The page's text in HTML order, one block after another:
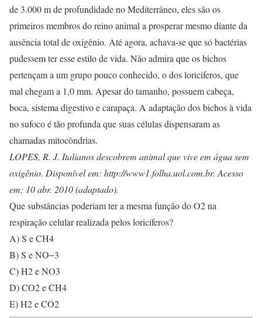
de 3.000 m de profundidade no Mediterrâneo, eles são os
primeiros membros do reino animal a prosperar mesmo diante da
ausência total de oxigênio. Até agora, achava-se que só bactérias
pudessem ter esse estilo de vida. Não admira que os bichos
pertençam a um grupo pouco conhecido, o dos loriciferos, que
mal chegam a 1,0 mm. Apesar do tamanho, possuem cabeça,
boca, sistema digestivo e carapaça. A adaptação dos bichos à vida
no sufoco é tão profunda que suas células dispensaram as
chamadas mitocôndrias.
LOPES, R. J. Italianos descobrem animal que vive em água sem
oxigênio. Disponível em: http://www1.folha.uol.com.br. Acesso
em: 10 abr. 2010 (adaptado).
Que substâncias poderiam ter a mesma função do O2 na
respiração celular realizada pelos loricíferos?
A) S e CH4
B) S e NO−3
C) H2 e NO3
D) CO2 e CH4
E) H2 e CO2